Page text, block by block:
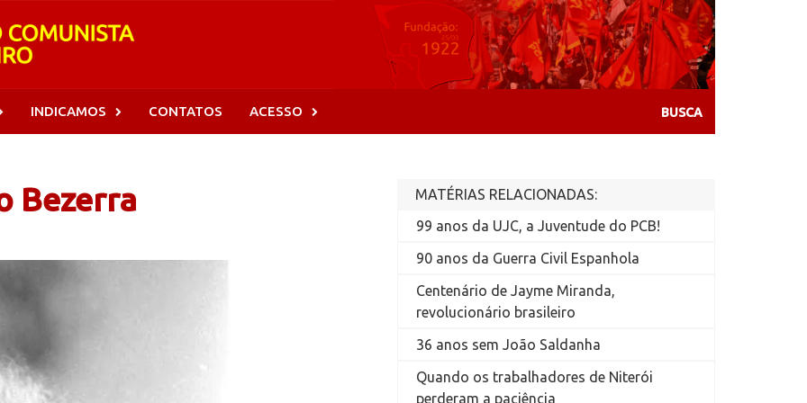
INDICAMOS CONTATOS ACESSO
Bezerra
MATÉRIAS RELACIONADAS:
99 anos da UJC, a Juventude do PCB!
90 anos da Guerra Civil Espanhola
Centenário de Jayme Miranda,
revolucionário brasileiro
36 anos sem João Saldanha
Quando os trabalhadores de Niterói
perderam a paciência